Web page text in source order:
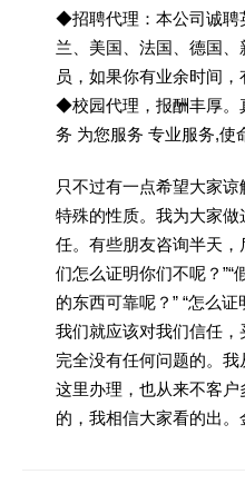
◆招聘代理：本公司诚聘
兰、美国、法国、德国
员，如果你有业余时间
◆校园代理，报酬丰厚。
务 为您服务 专业服务,使
只不过有一点希望大家
特殊的性质。我为大家
任。有些朋友咨询半天，
们怎么证明你们不呢？”“
的东西可靠呢？” “怎么
我们就应该对我们信任
完全没有任何问题的。
这里办理，也从来不客
的，我相信大家看的出